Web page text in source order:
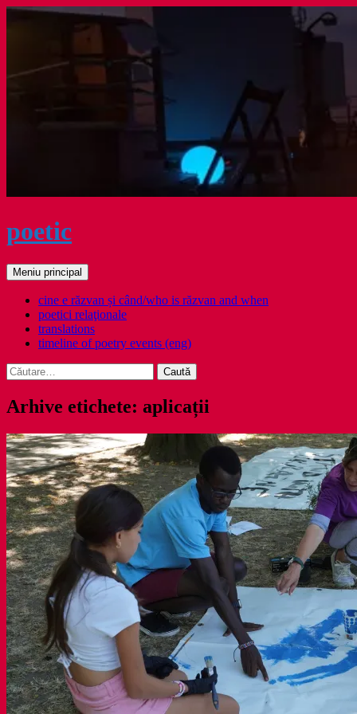
Sari
poetic
Caută
Meniu principal
cine e răzvan și când/who is răzvan and when
poetici relaţionale
translations
timeline of poetry events (eng)
Caută
după:
Arhive etichete: aplicații